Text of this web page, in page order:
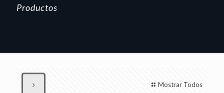
Productos
Mostrar Todos